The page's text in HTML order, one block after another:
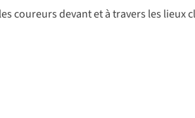
coureurs devant et à travers les lieux